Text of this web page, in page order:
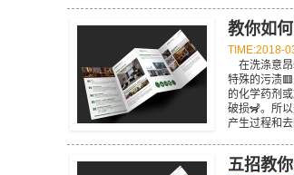
教你如
TIME:2018-
在洗涤意昂
特殊的污渍
的化学药剂
破损🦨。所
产生过程和
五招教